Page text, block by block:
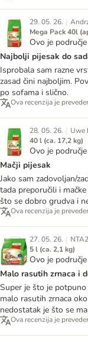
29. 05. 26. |
Mega Pack 40l
Ovo je
Najbolji pijesak do
Isprobala sam razne
zasad čini najboljim.
po sofama i slično.
Ova recenzija je
28. 05. 26. | Uwe
40 l (ca. 17,2 kg)
Ovo je
Mačji pijesak
Jako sam zadovoljan/
tada preporučili i
što se dobro grudva i
Ova recenzija je
27. 05. 26. |
5 l (ca. 2,1 kg)
Ovo je
Malo rasutih zrnaca i
Super je što je
malo rasutih zrnaca
nedostatak je što se
Ova recenzija je